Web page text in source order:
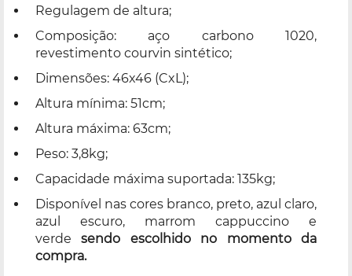
Regulagem de altura;
Composição: aço carbono 1020,
revestimento courvin sintético;
Dimensões: 46x46 (CxL);
Altura mínima: 51cm;
Altura máxima: 63cm;
Peso: 3,8kg;
Capacidade máxima suportada: 135kg;
Disponível nas cores branco, preto, azul claro,
azul escuro, marrom cappuccino e
verdesendo escolhido no momento da
compra.